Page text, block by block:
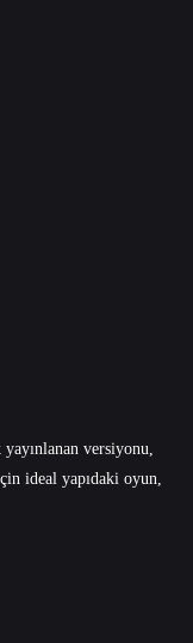
versiyonu,
ideal yapıdaki oyun,